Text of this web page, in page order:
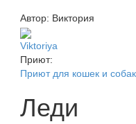
Автор: Виктория
Viktoriya
Приют:
Приют для кошек и
Леди